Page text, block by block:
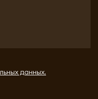
данных.